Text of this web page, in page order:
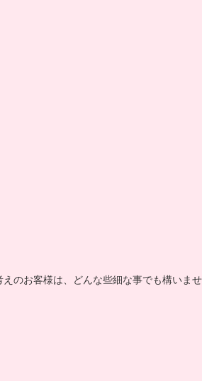
えのお客様は、どんな些細な事でも構いま